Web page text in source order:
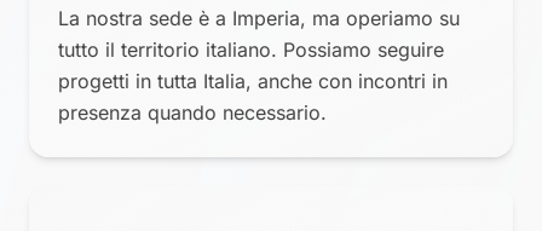
La nostra sede è a Imperia, ma operiamo su
tutto il territorio italiano. Possiamo seguire
progetti in tutta Italia, anche con incontri in
presenza quando necessario.